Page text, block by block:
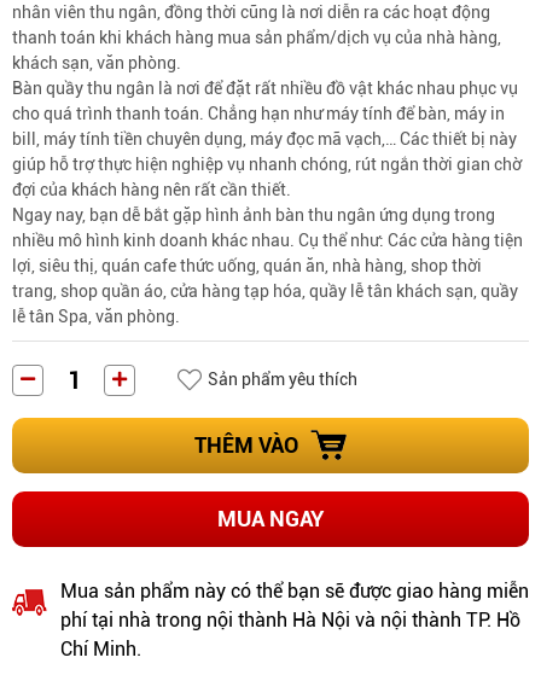
nhân viên thu ngân, đồng thời cũng là nơi diễn ra các hoạt động
thanh toán khi khách hàng mua sản phẩm/dịch vụ của nhà hàng,
khách sạn, văn phòng.
Bàn quầy thu ngân là nơi để đặt rất nhiều đồ vật khác nhau phục vụ
cho quá trình thanh toán. Chẳng hạn như máy tính để bàn, máy in
bill, máy tính tiền chuyên dụng, máy đọc mã vạch,… Các thiết bị này
giúp hỗ trợ thực hiện nghiệp vụ nhanh chóng, rút ngắn thời gian chờ
đợi của khách hàng nên rất cần thiết.
Ngay nay, bạn dễ bắt gặp hình ảnh bàn thu ngân ứng dụng trong
nhiều mô hình kinh doanh khác nhau. Cụ thể như: Các cửa hàng tiện
lợi, siêu thị, quán cafe thức uống, quán ăn, nhà hàng, shop thời
trang, shop quần áo, cửa hàng tạp hóa, quầy lễ tân khách sạn, quầy
lễ tân Spa, văn phòng.
Sản phẩm yêu thích
THÊM VÀO
MUA NGAY
Mua sản phẩm này có thể bạn sẽ được giao hàng miễn
phí tại nhà trong nội thành Hà Nội và nội thành TP. Hồ
Chí Minh.